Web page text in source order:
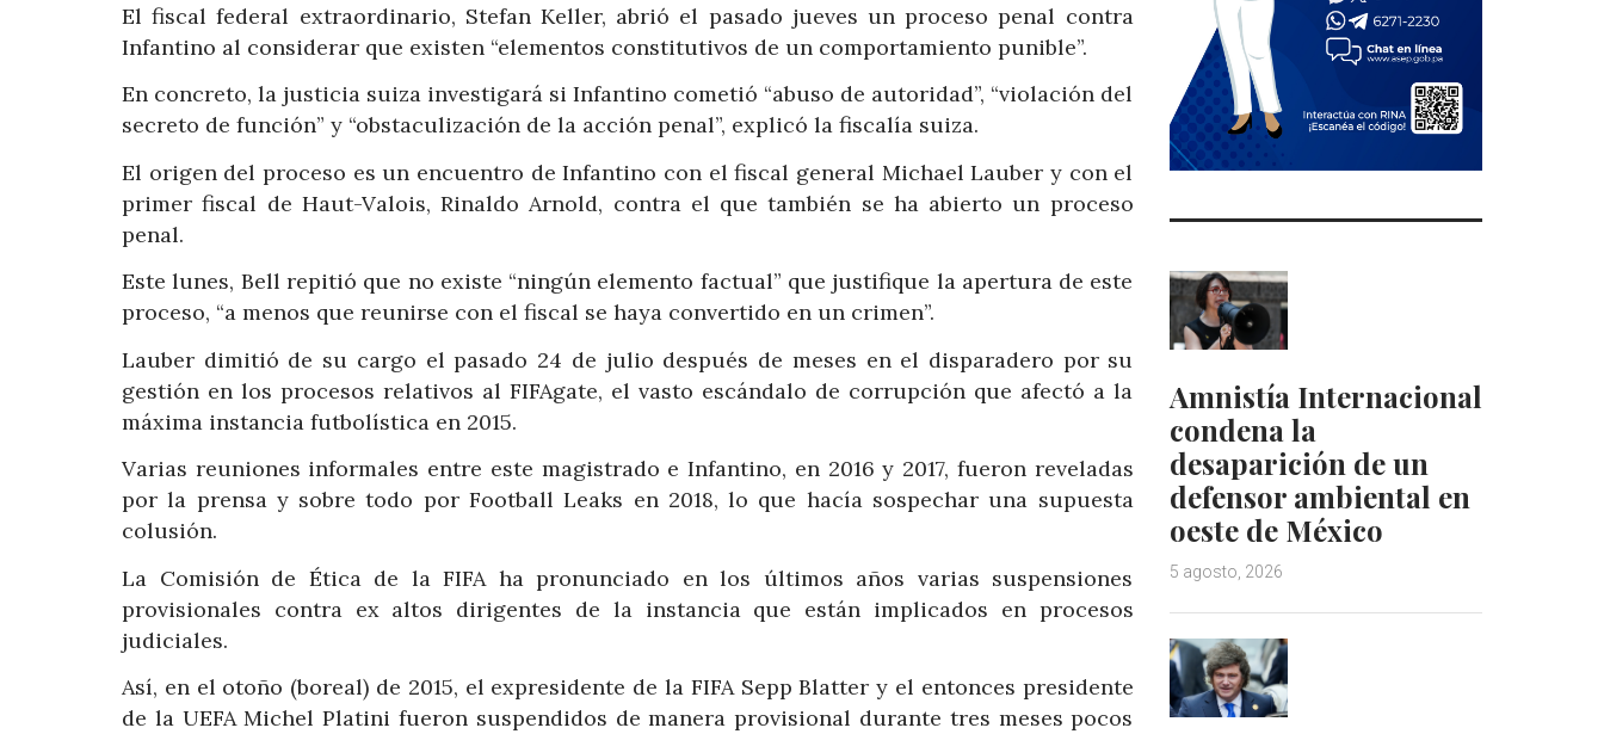
El fiscal federal extraordinario, Stefan Keller, abrió el pasado jueves un proceso penal contra
Infantino al considerar que existen “elementos constitutivos de un comportamiento punible”.
En concreto, la justicia suiza investigará si Infantino cometió “abuso de autoridad”, “violación del
secreto de función” y “obstaculización de la acción penal”, explicó la fiscalía suiza.
El origen del proceso es un encuentro de Infantino con el fiscal general Michael Lauber y con el
primer fiscal de Haut-Valois, Rinaldo Arnold, contra el que también se ha abierto un proceso
penal.
Este lunes, Bell repitió que no existe “ningún elemento factual” que justifique la apertura de este
proceso, “a menos que reunirse con el fiscal se haya convertido en un crimen”.
Lauber dimitió de su cargo el pasado 24 de julio después de meses en el disparadero por su
gestión en los procesos relativos al FIFAgate, el vasto escándalo de corrupción que afectó a la
máxima instancia futbolística en 2015.
Varias reuniones informales entre este magistrado e Infantino, en 2016 y 2017, fueron reveladas
por la prensa y sobre todo por Football Leaks en 2018, lo que hacía sospechar una supuesta
colusión.
La Comisión de Ética de la FIFA ha pronunciado en los últimos años varias suspensiones
provisionales contra ex altos dirigentes de la instancia que están implicados en procesos
judiciales.
Así, en el otoño (boreal) de 2015, el expresidente de la FIFA Sepp Blatter y el entonces presidente
de la UEFA Michel Platini fueron suspendidos de manera provisional durante tres meses pocos
Amnistía Internacional
condena la
desaparición de un
defensor ambiental en
oeste de México
5 agosto, 2026